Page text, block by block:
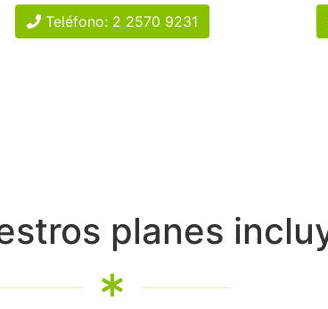
Teléfono: 2 2570 9231
planes